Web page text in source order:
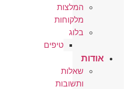
המלצות
מלקוחות
בלוג
טיפים
אודות
שאלות
ותשובות